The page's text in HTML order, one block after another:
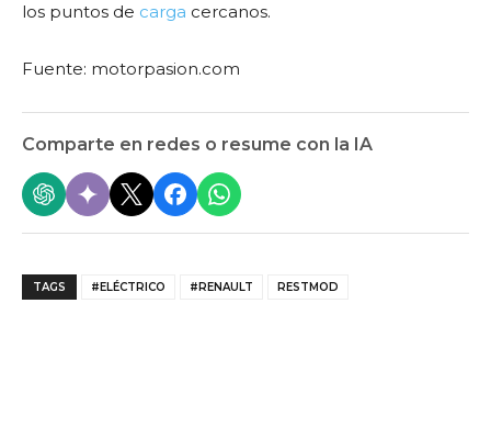
los puntos de carga cercanos.
Fuente: motorpasion.com
Comparte en redes o resume con la IA
TAGS #ELÉCTRICO #RENAULT RESTMOD